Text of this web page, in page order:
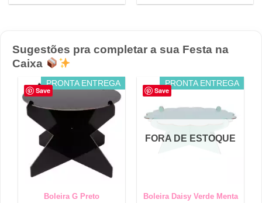
Sugestões pra completar a sua Festa na
Caixa
Save
PRONTA ENTREGA
Boleira G Preto
Save
PRONTA ENTREGA
FORA DE ESTOQUE
Boleira Daisy Verde Menta